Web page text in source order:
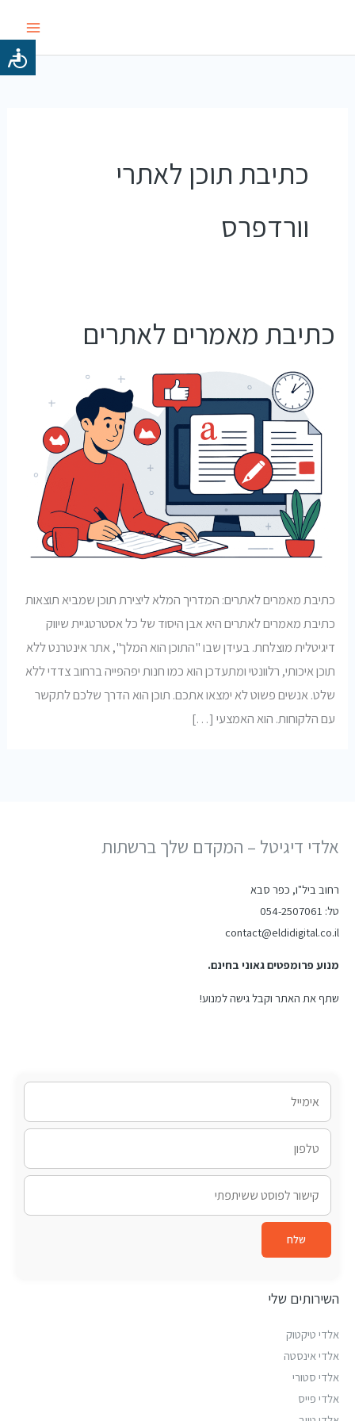
כתיבת תוכן לאתרי
וורדפרס
כתיבת מאמרים לאתרים
כתיבת מאמרים לאתרים: המדריך המלא ליצירת תוכן שמביא תוצאות
כתיבת מאמרים לאתרים היא אבן היסוד של כל אסטרטגיית שיווק
דיגיטלית מוצלחת. בעידן שבו "התוכן הוא המלך", אתר אינטרנט ללא
תוכן איכותי, רלוונטי ומתעדכן הוא כמו חנות יפהפייה ברחוב צדדי ללא
שלט. אנשים פשוט לא ימצאו אתכם. תוכן הוא הדרך שלכם לתקשר
עם הלקוחות. הוא האמצעי […]
אלדי דיגיטל – המקדם שלך ברשתות
רחוב ביל"ו, כפר סבא
טל: 054-2507061
contact@eldidigital.co.il
מנוע פרומפטים גאוני בחינם.
שתף את האתר וקבל גישה למנוע!
שלח
השירותים שלי
אלדי טיקטוק
אלדי אינסטה
אלדי סטורי
אלדי פייס